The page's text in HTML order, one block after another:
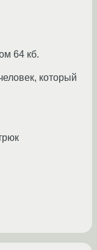
64 кб.
который